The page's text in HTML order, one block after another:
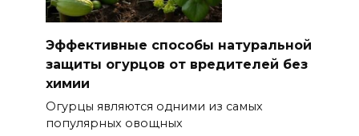
Эффективные способы натуральной
защиты огурцов от вредителей без
химии
Огурцы являются одними из самых
популярных овощных